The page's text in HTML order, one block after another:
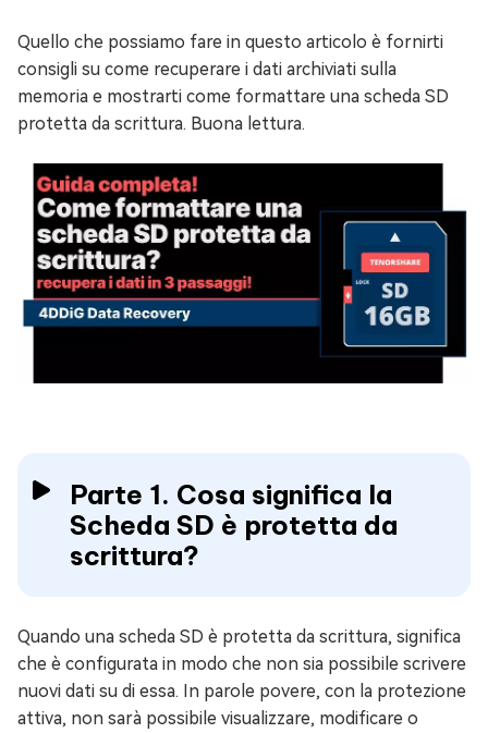
Quello che possiamo fare in questo articolo è fornirti
consigli su come recuperare i dati archiviati sulla
memoria e mostrarti come formattare una scheda SD
protetta da scrittura. Buona lettura.
Parte 1. Cosa significa la
Scheda SD è protetta da
scrittura?
Quando una scheda SD è protetta da scrittura, significa
che è configurata in modo che non sia possibile scrivere
nuovi dati su di essa. In parole povere, con la protezione
attiva, non sarà possibile visualizzare, modificare o